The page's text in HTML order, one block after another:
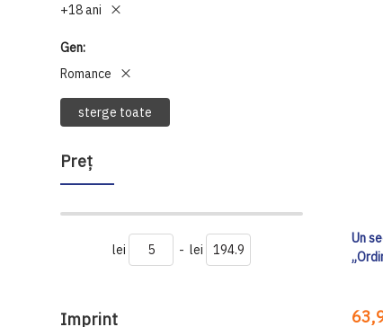
+18 ani
Gen
Romance
sterge toate
Preţ
lei - lei
Imprint
Un